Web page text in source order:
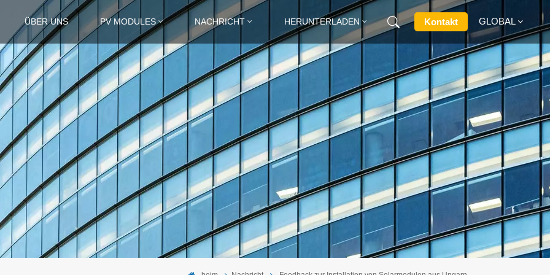
ÜBER UNS PV MODULES NACHRICHT HERUNTERLADEN Kontakt GLOBAL
English
Français
Deutsch
Русский
Italiano
Español